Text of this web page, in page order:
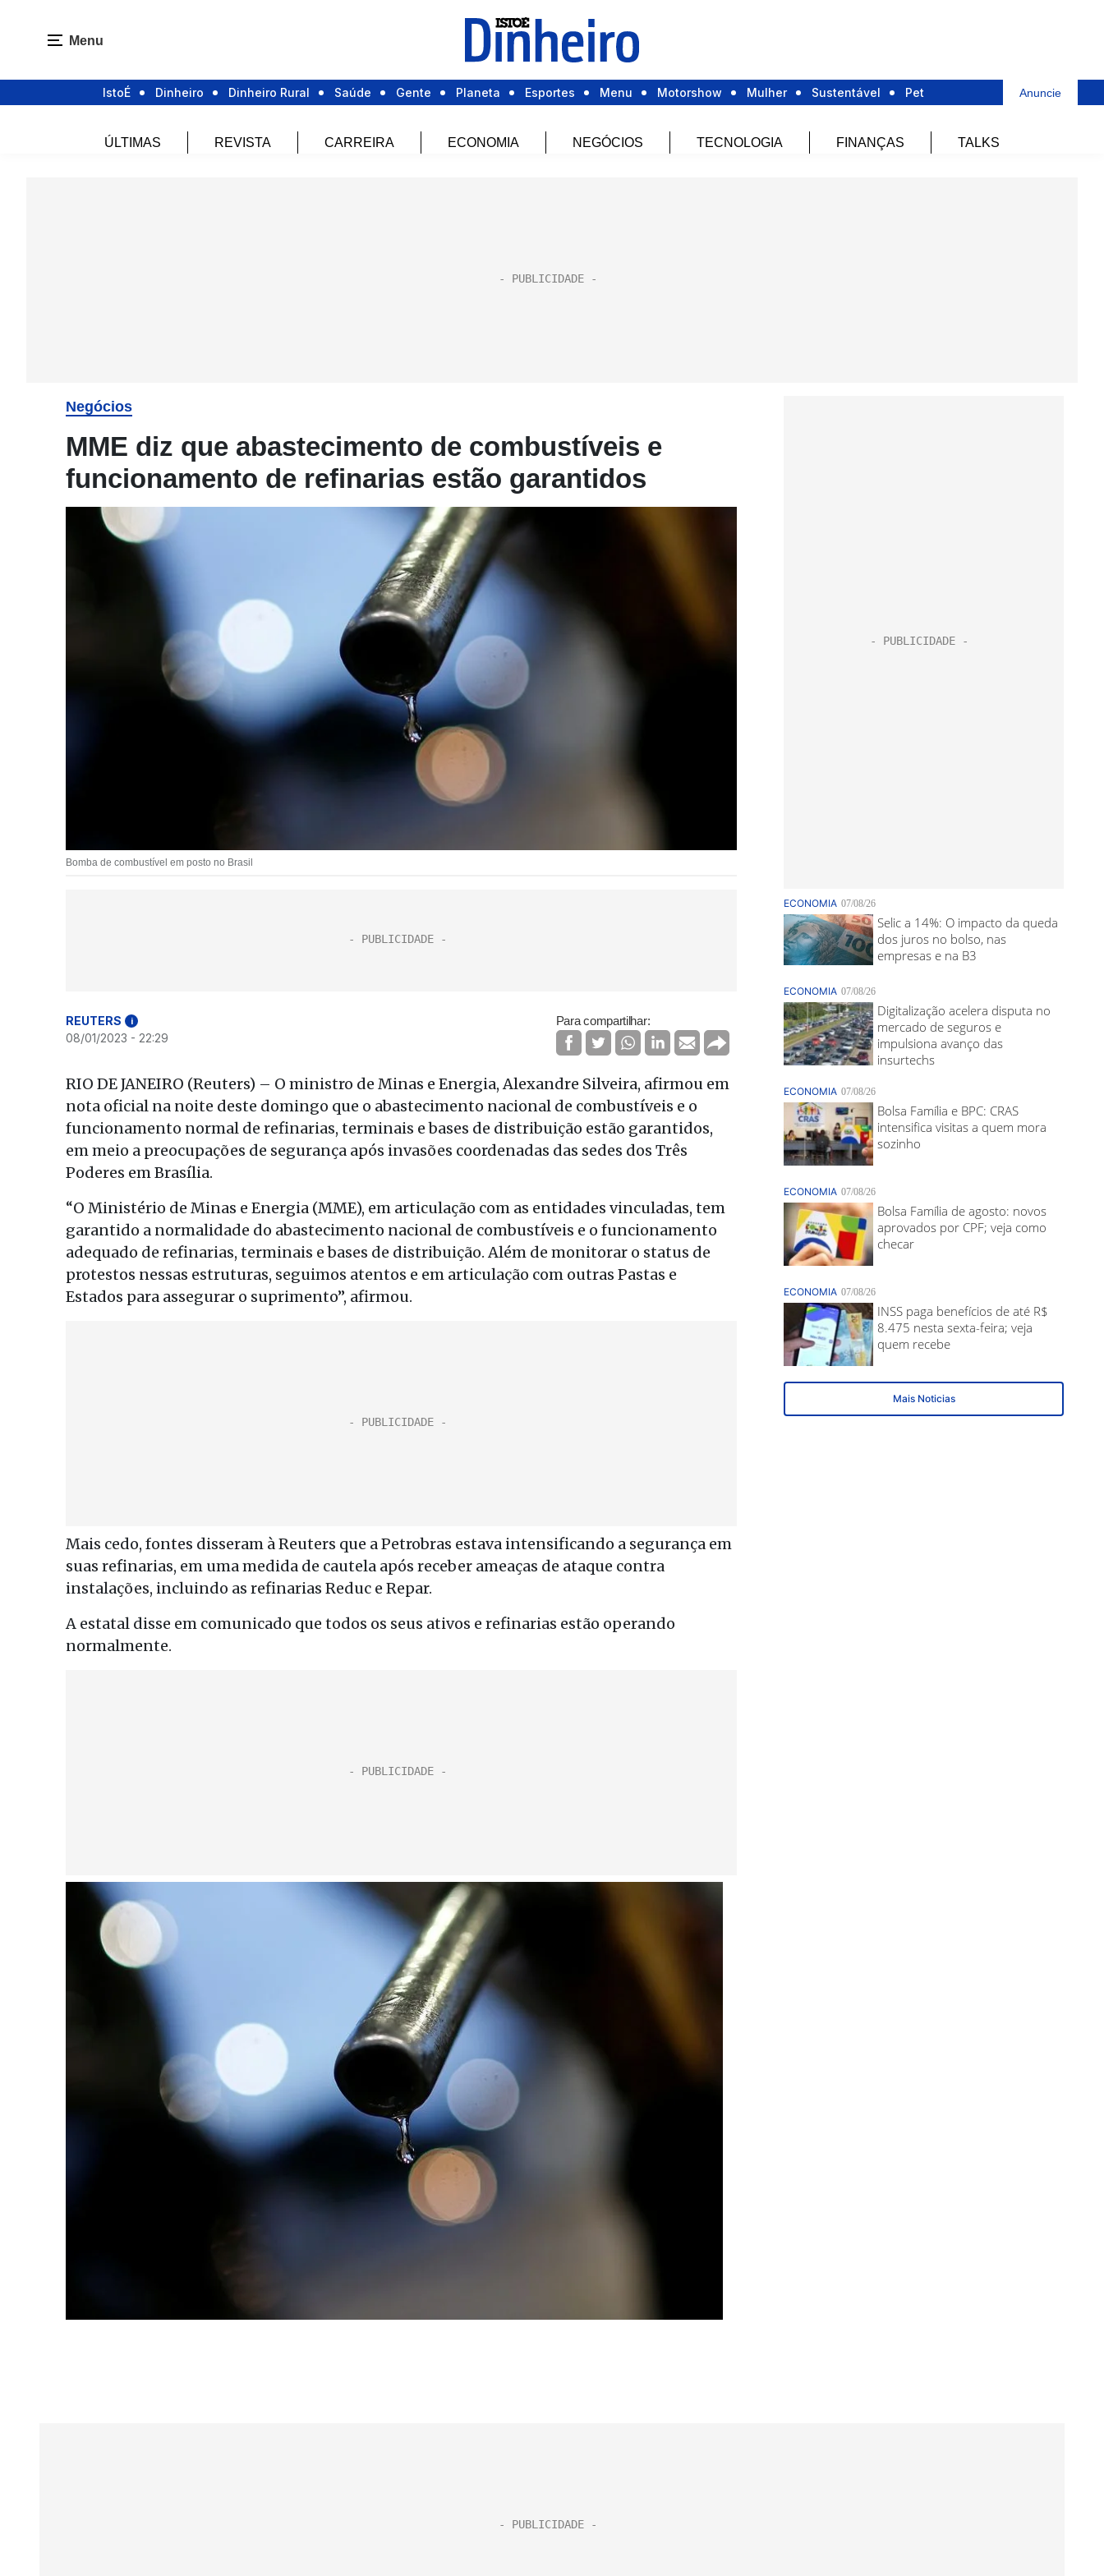
Menu
IstoÉ Dinheiro Dinheiro Rural Saúde Gente Planeta Esportes Menu Motorshow Mulher Sustentável Pet Anuncie
ÚLTIMAS REVISTA CARREIRA ECONOMIA NEGÓCIOS TECNOLOGIA FINANÇAS TALKS
Negócios
MME diz que abastecimento de combustíveis e
funcionamento de refinarias estão garantidos
Bomba de combustível em posto no Brasil
REUTERS i
08/01/2023 - 22:29
Para compartilhar:
RIO DE JANEIRO (Reuters) – O ministro de Minas e Energia, Alexandre Silveira, afirmou em
nota oficial na noite deste domingo que o abastecimento nacional de combustíveis e o
funcionamento normal de refinarias, terminais e bases de distribuição estão garantidos,
em meio a preocupações de segurança após invasões coordenadas das sedes dos Três
Poderes em Brasília.
“O Ministério de Minas e Energia (MME), em articulação com as entidades vinculadas, tem
garantido a normalidade do abastecimento nacional de combustíveis e o funcionamento
adequado de refinarias, terminais e bases de distribuição. Além de monitorar o status de
protestos nessas estruturas, seguimos atentos e em articulação com outras Pastas e
Estados para assegurar o suprimento”, afirmou.
Mais cedo, fontes disseram à Reuters que a Petrobras estava intensificando a segurança em
suas refinarias, em uma medida de cautela após receber ameaças de ataque contra
instalações, incluindo as refinarias Reduc e Repar.
A estatal disse em comunicado que todos os seus ativos e refinarias estão operando
normalmente.